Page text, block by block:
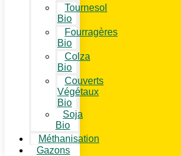
Tournesol
Bio
Fourragères
Bio
Colza
Bio
Couverts
Végétaux
Bio
Soja
Bio
Méthanisation
Gazons